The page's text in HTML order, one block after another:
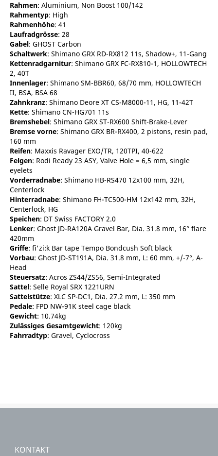
Rahmen: Aluminium, Non Boost 100/142
Rahmentyp: High
Rahmenhöhe: 41
Laufradgrösse: 28
Gabel: GHOST Carbon
Schaltwerk: Shimano GRX RD-RX812 11s, Shadow+, 11-Gang
Kettenradgarnitur: Shimano GRX FC-RX810-1, HOLLOWTECH
2, 40T
Innenlager: Shimano SM-BBR60, 68/70 mm, HOLLOWTECH
II, BSA, BSA 68
Zahnkranz: Shimano Deore XT CS-M8000-11, HG, 11-42T
Kette: Shimano CN-HG701 11s
Bremshebel: Shimano GRX ST-RX600 Shift-Brake-Lever
Bremse vorne: Shimano GRX BR-RX400, 2 pistons, resin pad,
160 mm
Reifen: Maxxis Ravager EXO/TR, 120TPI, 40-622
Felgen: Rodi Ready 23 ASY, Valve Hole = 6,5 mm, single
eyelets
Vorderradnabe: Shimano HB-RS470 12x100 mm, 32H,
Centerlock
Hinterradnabe: Shimano FH-TC500-HM 12x142 mm, 32H,
Centerlock, HG
Speichen: DT Swiss FACTORY 2.0
Lenker: Ghost JD-RA120A Gravel Bar, Dia. 31.8 mm, 16° flare
420mm
Griffe: fi'zi:k Bar tape Tempo Bondcush Soft black
Vorbau: Ghost JD-ST191A, Dia. 31.8 mm, L: 60 mm, +/-7°, A-
Head
Steuersatz: Acros ZS44/ZS56, Semi-Integrated
Sattel: Selle Royal SRX 1221URN
Sattelstütze: XLC SP-DC1, Dia. 27.2 mm, L: 350 mm
Pedale: FPD NW-91K steel cage black
Gewicht: 10.74kg
Zulässiges Gesamtgewicht: 120kg
Fahrradtyp: Gravel, Cyclocross
KONTAKT